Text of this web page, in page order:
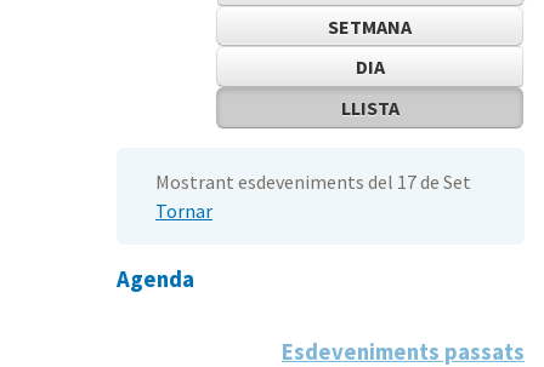
SETMANA
DIA
LLISTA
Mostrant esdeveniments del 17 de Set
Tornar
Agenda
Esdeveniments passats